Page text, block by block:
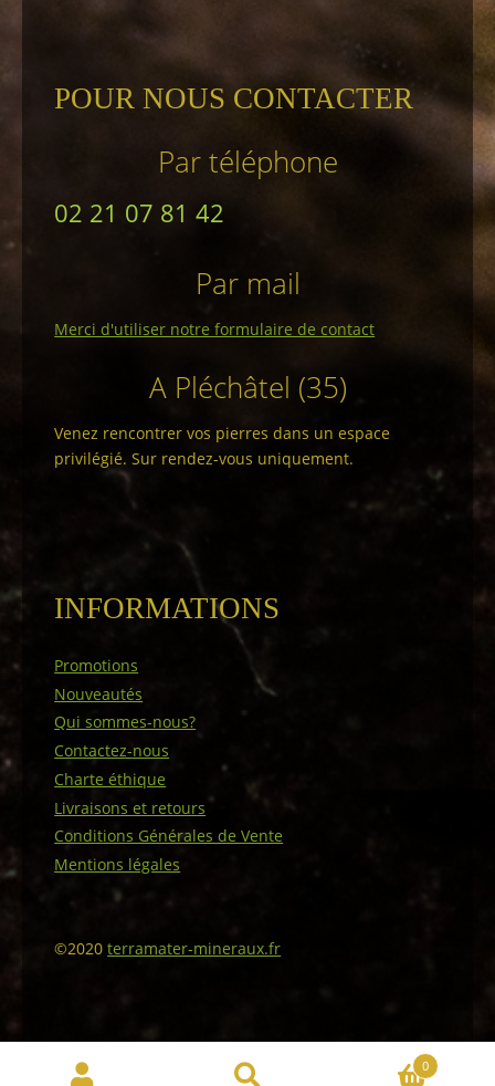
POUR NOUS CONTACTER
Par téléphone
02 21 07 81 42
Par mail
Merci d'utiliser notre formulaire de contact
A Pléchâtel (35)
Venez rencontrer vos pierres dans un espace
privilégié. Sur rendez-vous uniquement.
INFORMATIONS
Promotions
Nouveautés
Qui sommes-nous?
Contactez-nous
Charte éthique
Livraisons et retours
Conditions Générales de Vente
Mentions légales
©2020terramater-mineraux.fr
0